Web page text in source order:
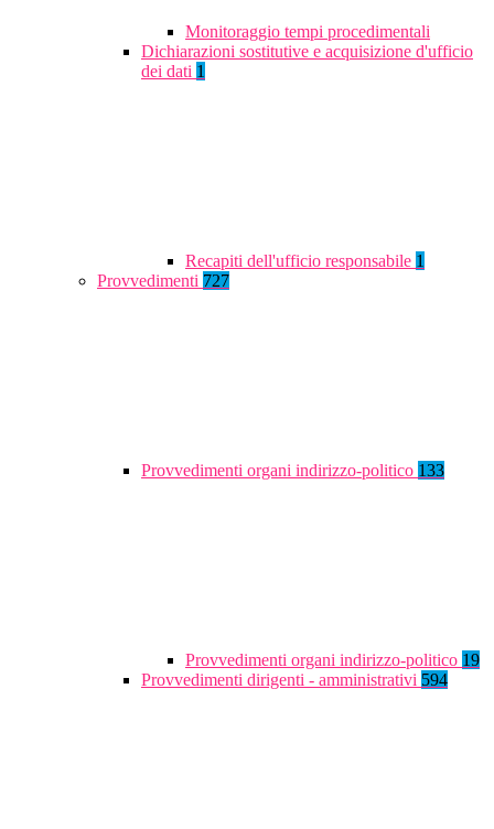
Monitoraggio tempi procedimentali
Dichiarazioni sostitutive e acquisizione d'ufficio
dei dati 1
Recapiti dell'ufficio responsabile 1
Provvedimenti 727
Provvedimenti organi indirizzo-politico 133
Provvedimenti organi indirizzo-politico 19
Provvedimenti dirigenti - amministrativi 594